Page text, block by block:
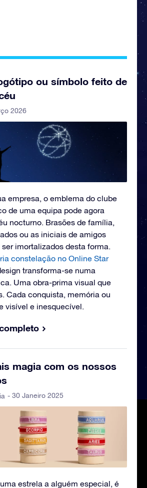
ou símbolo feito de
2026
empresa, o emblema do clube
de uma equipa pode agora
nocturno. Brasões de família,
ou as iniciais de amigos
imortalizados desta forma.
constelação no Online Star
transforma-se numa
Uma obra-prima visual que
Cada conquista, memória ou
visível e inesquecível.
magia com os nossos
- 30 Janeiro 2025
estrela a alguém especial, é